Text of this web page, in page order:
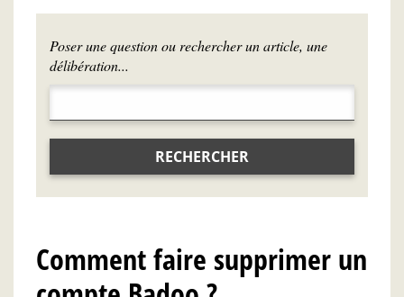
Poser une question ou rechercher un article, une
délibération...
RECHERCHER
Comment faire supprimer un